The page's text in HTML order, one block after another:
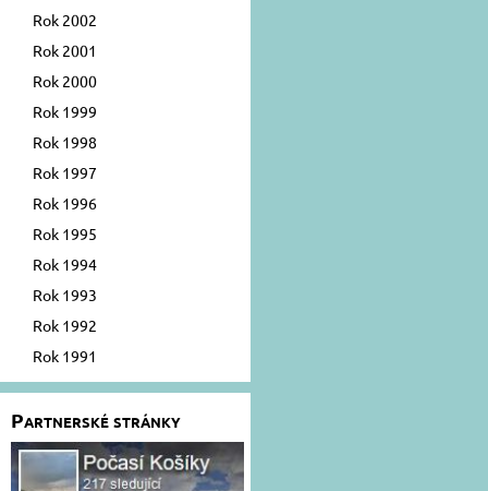
Rok 2002
Rok 2001
Rok 2000
Rok 1999
Rok 1998
Rok 1997
Rok 1996
Rok 1995
Rok 1994
Rok 1993
Rok 1992
Rok 1991
Partnerské stránky